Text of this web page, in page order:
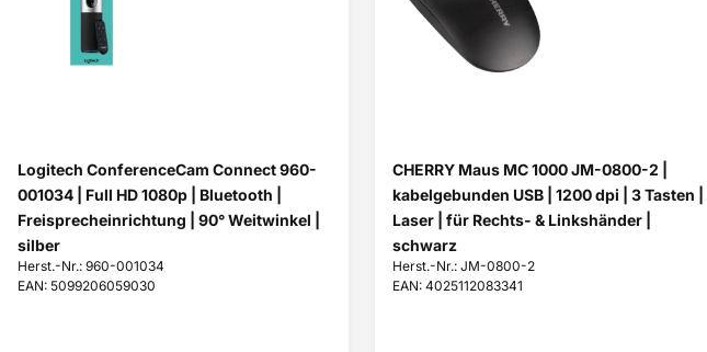
Logitech ConferenceCam Connect 960-
001034 | Full HD 1080p | Bluetooth |
Freisprecheinrichtung | 90° Weitwinkel |
silber
Herst.-Nr.: 960-001034
EAN: 5099206059030
CHERRY Maus MC 1000 JM-0800-2 |
kabelgebunden USB | 1200 dpi | 3 Tasten |
Laser | für Rechts- & Linkshänder |
schwarz
Herst.-Nr.: JM-0800-2
EAN: 4025112083341